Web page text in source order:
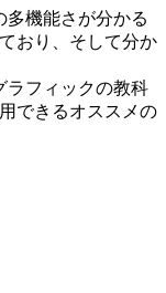
多機能さが分かる
おり、そして分か
ラフィックの教科
できるオススメの